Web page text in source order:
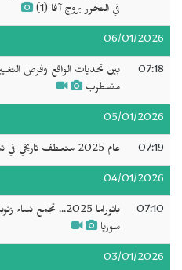
في التحرر بروج آفا (1)
06/01/2026
07:18
بين تحديات الواقع وفرص
مضطرب
05/01/2026
07:19 عام 2025 منعطف تاريخي في تمكين المرأة وصناعة القرار
04/01/2026
07:10
بانوراما 2025...
سوريا
03/01/2026